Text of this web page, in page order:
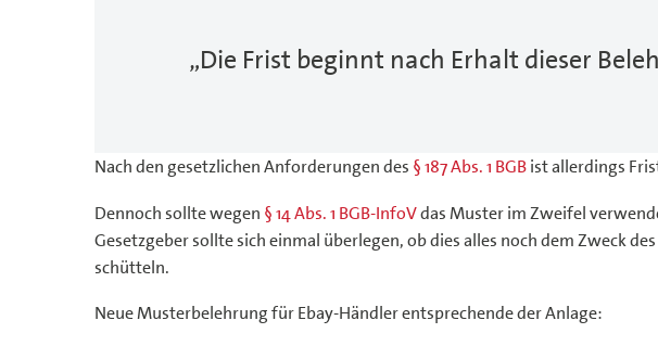
„Die Frist beginnt nach Erhalt dieser
Nach den gesetzlichen Anforderungen des § 187 Abs. 1 BGBist allerdings
Dennoch sollte wegen § 14 Abs. 1 BGB-InfoVdas Muster im Zweifel
Gesetzgeber sollte sich einmal überlegen, ob dies alles noch dem Zweck
schütteln.
Neue Musterbelehrung für Ebay-Händler entsprechende der Anlage: